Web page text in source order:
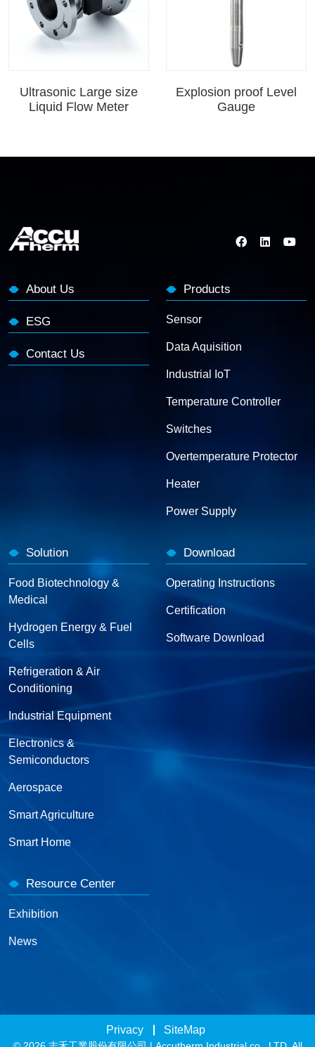
Ultrasonic Large size
Liquid Flow Meter
Explosion proof Level
Gauge
About Us
ESG
Contact Us
Products
Sensor
Data Aquisition
Industrial IoT
Temperature Controller
Switches
Overtemperature Protector
Heater
Power Supply
Solution
Food Biotechnology &
Medical
Hydrogen Energy & Fuel
Cells
Refrigeration & Air
Conditioning
Industrial Equipment
Electronics &
Semiconductors
Aerospace
Smart Agriculture
Smart Home
Download
Operating Instructions
Certification
Software Download
Resource Center
Exhibition
News
Privacy SiteMap